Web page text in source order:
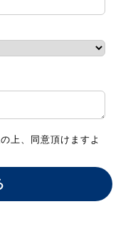
上、同意頂けますよ